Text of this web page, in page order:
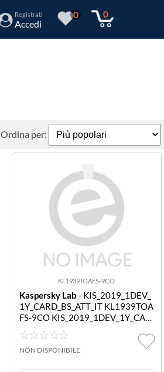
Registrati
Accedi
0 0
Ordina per:
KL1939TOAFS-9CO
Kaspersky Lab - KIS_2019_1DEV_
1Y_CARD_BS_ATT_IT KL1939TOA
FS-9CO KIS_2019_1DEV_1Y_CAR
D_BS_ATT_IT
NON DISPONIBILE